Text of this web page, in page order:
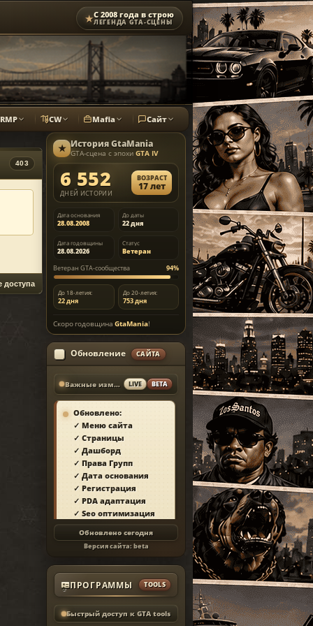
★С 2008 года в строю
ЛЕГЕНДА GTA-СЦЕНЫ
CW Mafia Сайт
403
доступа
★ ИсторияGtaMania
GTA-сцена с эпохи GTA IV
6 552
ДНЕЙ ИСТОРИИ
ВОЗРАСТ
17 лет
Дата основания
28.08.2008
До даты
22 дня
Дата годовщины
28.08.2026
Статус
Ветеран
Ветеран GTA-сообщества
94%
До 18-летия:
22 дня
До 20-летия:
753 дня
Скоро годовщинаGtaMania!
Обновление САЙТА
Важные изменения LIVE BETA
Обновлено:
✓ Меню сайта
✓ Страницы
✓ Дашборд
✓ Права Групп
✓ Дата основания
✓ Регистрация
✓ PDA адаптация
✓ Seo оптимизация
✓ Загрузка страниц
✓ Моды
✓ Главная
✓ Репутация
✓ Золотой коммент
✓ Форум
Обновлено сегодня
Версия сайта:beta
♠ ПРОГРАММЫ TOOLS
Быстрый доступ к GTA tools